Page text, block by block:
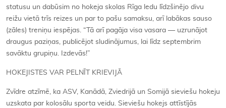
statusu un dabūsim no hokeja skolas Rīga ledu līdzšinējo divu
reižu vietā trīs reizes un par to pašu samaksu, arī labākas sauso
(zāles) treniņu iespējas. “Tā arī pagāja visa vasara — uzrunājot
draugus paziņas, publicējot sludinājumus, lai līdz septembrim
savāktu grupiņu. Izdevās!”
HOKEJISTES VAR PELNĪT KRIEVIJĀ
Zvīdre atzīmē, ka ASV, Kanādā, Zviedrijā un Somijā sieviešu hokeju
uzskata par kolosālu sporta veidu. Sieviešu hokejs attīstījās